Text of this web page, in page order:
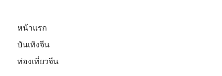
หน้าแรก
บันเทิงจีน
ท่องเที่ยวจีน